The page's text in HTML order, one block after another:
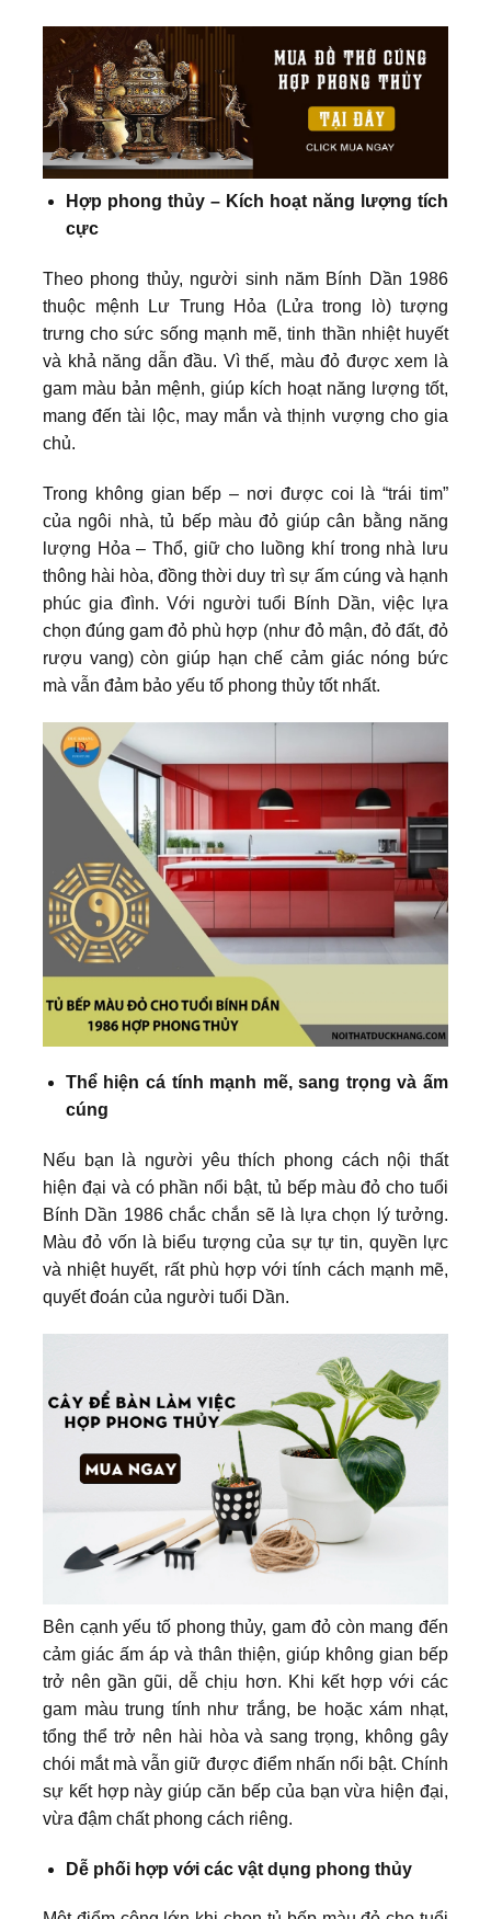
Hợp phong thủy – Kích hoạt năng lượng tích
cực
Theo phong thủy, người sinh năm Bính Dần 1986
thuộc mệnh Lư Trung Hỏa (Lửa trong lò) tượng
trưng cho sức sống mạnh mẽ, tinh thần nhiệt huyết
và khả năng dẫn đầu. Vì thế, màu đỏ được xem là
gam màu bản mệnh, giúp kích hoạt năng lượng tốt,
mang đến tài lộc, may mắn và thịnh vượng cho gia
chủ.
Trong không gian bếp – nơi được coi là “trái tim”
của ngôi nhà, tủ bếp màu đỏ giúp cân bằng năng
lượng Hỏa – Thổ, giữ cho luồng khí trong nhà lưu
thông hài hòa, đồng thời duy trì sự ấm cúng và hạnh
phúc gia đình. Với người tuổi Bính Dần, việc lựa
chọn đúng gam đỏ phù hợp (như đỏ mận, đỏ đất, đỏ
rượu vang) còn giúp hạn chế cảm giác nóng bức
mà vẫn đảm bảo yếu tố phong thủy tốt nhất.
Thể hiện cá tính mạnh mẽ, sang trọng và ấm
cúng
Nếu bạn là người yêu thích phong cách nội thất
hiện đại và có phần nổi bật, tủ bếp màu đỏ cho tuổi
Bính Dần 1986 chắc chắn sẽ là lựa chọn lý tưởng.
Màu đỏ vốn là biểu tượng của sự tự tin, quyền lực
và nhiệt huyết, rất phù hợp với tính cách mạnh mẽ,
quyết đoán của người tuổi Dần.
Bên cạnh yếu tố phong thủy, gam đỏ còn mang đến
cảm giác ấm áp và thân thiện, giúp không gian bếp
trở nên gần gũi, dễ chịu hơn. Khi kết hợp với các
gam màu trung tính như trắng, be hoặc xám nhạt,
tổng thể trở nên hài hòa và sang trọng, không gây
chói mắt mà vẫn giữ được điểm nhấn nổi bật. Chính
sự kết hợp này giúp căn bếp của bạn vừa hiện đại,
vừa đậm chất phong cách riêng.
Dễ phối hợp với các vật dụng phong thủy